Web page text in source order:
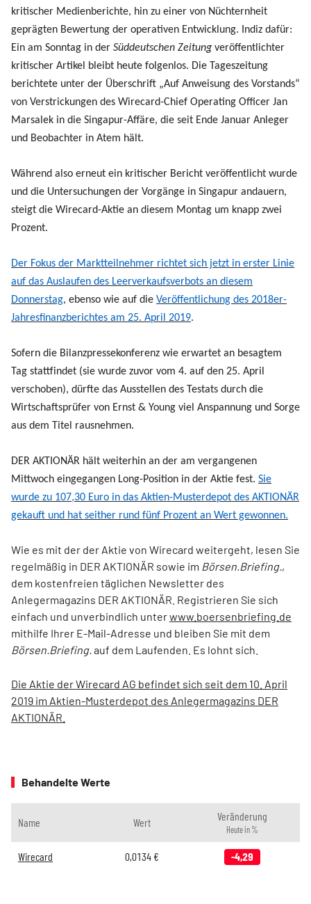
kritischer Medienberichte, hin zu einer von Nüchternheit
geprägten Bewertung der operativen Entwicklung. Indiz dafür:
Ein am Sonntag in der Süddeutschen Zeitung veröffentlichter
kritischer Artikel bleibt heute folgenlos. Die Tageszeitung
berichtete unter der Überschrift „Auf Anweisung des Vorstands“
von Verstrickungen des Wirecard-Chief Operating Officer Jan
Marsalek in die Singapur-Affäre, die seit Ende Januar Anleger
und Beobachter in Atem hält.
Während also erneut ein kritischer Bericht veröffentlicht wurde
und die Untersuchungen der Vorgänge in Singapur andauern,
steigt die Wirecard-Aktie an diesem Montag um knapp zwei
Prozent.
Der Fokus der Marktteilnehmer richtet sich jetzt in erster Linie
auf das Auslaufen des Leerverkaufsverbots an diesem
Donnerstag, ebenso wie auf die Veröffentlichung des 2018er-
Jahresfinanzberichtes am 25. April 2019.
Sofern die Bilanzpressekonferenz wie erwartet an besagtem
Tag stattfindet (sie wurde zuvor vom 4. auf den 25. April
verschoben), dürfte das Ausstellen des Testats durch die
Wirtschaftsprüfer von Ernst & Young viel Anspannung und Sorge
aus dem Titel rausnehmen.
DER AKTIONÄR hält weiterhin an der am vergangenen
Mittwoch eingegangen Long-Position in der Aktie fest. Sie
wurde zu 107,30 Euro in das Aktien-Musterdepot des AKTIONÄR
gekauft und hat seither rund fünf Prozent an Wert gewonnen.
Wie es mit der der Aktie von Wirecard weitergeht, lesen Sie
regelmäßig in DER AKTIONÄR sowie im Börsen.Briefing. ,
dem kostenfreien täglichen Newsletter des
Anlegermagazins DER AKTIONÄR. Registrieren Sie sich
einfach und unverbindlich unterwww.boersenbriefing.de
mithilfe Ihrer E-Mail-Adresse und bleiben Sie mit dem
Börsen.Briefing. auf dem Laufenden. Es lohnt sich.
Die Aktie der Wirecard AG befindet sich seit dem 10. April
2019 im Aktien-Musterdepot des Anlegermagazins DER
AKTIONÄR.
Behandelte Werte
Name Wert Veränderung
Heute in %
Wirecard 0,0134€ -4,29